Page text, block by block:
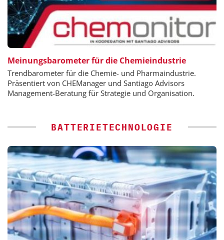
Meinungsbarometer für die Chemieindustrie
Trendbarometer für die Chemie- und Pharmaindustrie.
Präsentiert von CHEManager und Santiago Advisors
Management-Beratung für Strategie und Organisation.
BATTERIETECHNOLOGIE